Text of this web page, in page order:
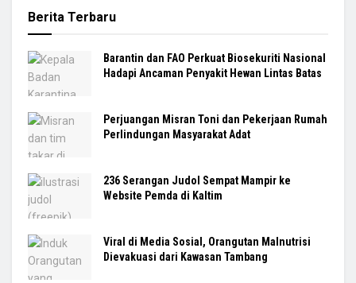
Berita Terbaru
Barantin dan FAO Perkuat Biosekuriti Nasional
Hadapi Ancaman Penyakit Hewan Lintas Batas
Perjuangan Misran Toni dan Pekerjaan Rumah
Perlindungan Masyarakat Adat
236 Serangan Judol Sempat Mampir ke
Website Pemda di Kaltim
Viral di Media Sosial, Orangutan Malnutrisi
Dievakuasi dari Kawasan Tambang